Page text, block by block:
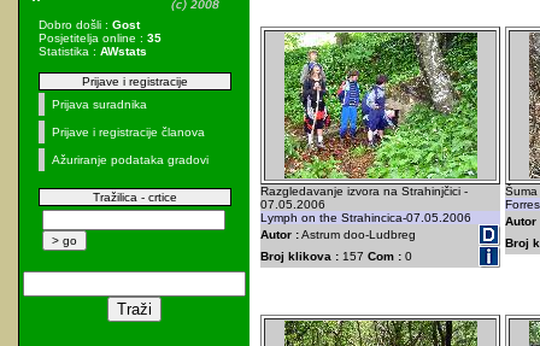
Dobro došli : Gost
Posjetitelja online : 35
Statistika : AWstats
Prijave i registracije
Prijava suradnika
Prijave i registracije članova
Ažuriranje podataka gradovi
Tražilica - crtice
Razgledavanje izvora na Strahinjčici -
07.05.2006
Lymph on the Strahincica-07.05.2006
Autor :Astrum doo-Ludbreg
Broj klikova : 157 Com : 0
Šuma
Autor
Broj